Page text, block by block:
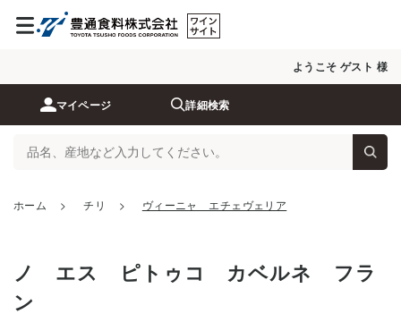
ようこそ ゲスト 様
マイページ 詳細検索
ホーム > チリ > ヴィーニャ エチェヴェリア
ノ エス ピトゥコ カベルネ フラ
ン